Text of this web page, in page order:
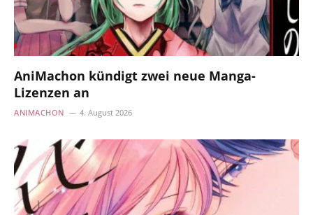
AniMachon kündigt zwei neue Manga-
Lizenzen an
ANIMACHON 4. August 2026